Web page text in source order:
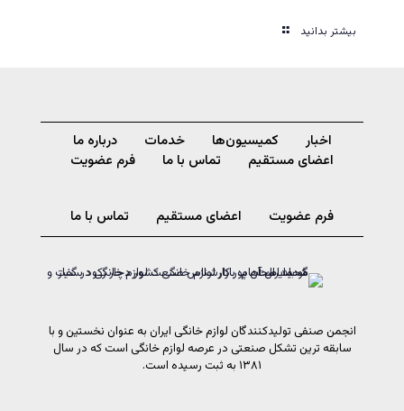
بیشتر بدانید
اخبار کمیسیون‌ها خدمات
درباره ما
اعضای مستقیم
تماس با ما فرم عضویت
فرم عضویت اعضای مستقیم تماس با ما
انجمن صنفی تولیدکنندگان لوازم خانگی ایران به عنوان نخستین و با
سابقه ترین تشکل صنعتی در عرصه لوازم خانگی است که در سال
۱۳۸۱ به ثبت رسیده است.